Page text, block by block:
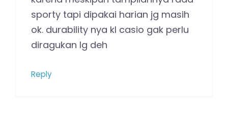
sporty tapi dipakai harian jg masih
ok. durability nya kl casio gak perlu
diragukan lg deh
Reply